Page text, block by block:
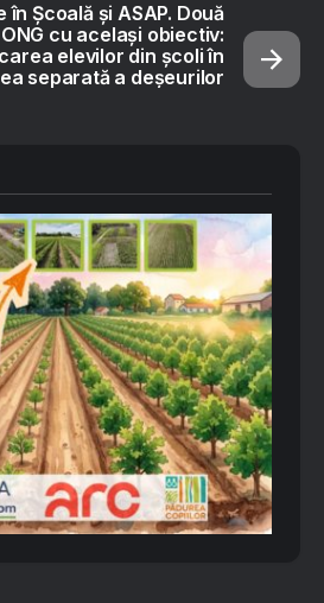
Școală și ASAP. Două
cu același obiectiv:
elevilor din școli în
separată a deșeurilor